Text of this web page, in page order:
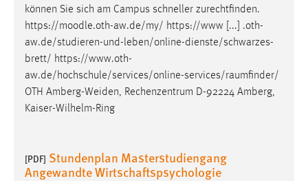
können Sie sich am Campus schneller zurechtfinden.
https://moodle.oth-aw.de/my/ https://www [...] .oth-
aw.de/studieren-und-leben/online-dienste/schwarzes-
brett/ https://www.oth-
aw.de/hochschule/services/online-services/raumfinder/
OTH Amberg-Weiden, Rechenzentrum D-92224 Amberg,
Kaiser-Wilhelm-Ring
[PDF] Stundenplan Masterstudiengang
Angewandte Wirtschaftspsychologie
gespeichert, ob man eingeloggt ist.
Sprachpräferenz
Name:
site-language-preference
Cookie Laufzeit:
30 Tage